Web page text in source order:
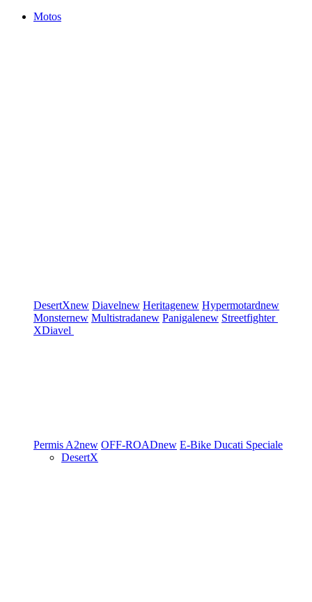
Motos
DesertXnew Diavelnew Heritagenew Hypermotardnew
Monsternew Multistradanew Panigalenew Streetfighter
XDiavel
Permis A2new OFF-ROADnew E-Bike Ducati Speciale
DesertX